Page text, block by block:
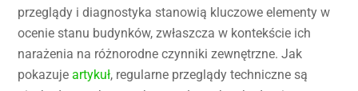
przeglądy i diagnostyka stanowią kluczowe elementy w
ocenie stanu budynków, zwłaszcza w kontekście ich
narażenia na różnorodne czynniki zewnętrzne. Jak
pokazujeartykuł, regularne przeglądy techniczne są